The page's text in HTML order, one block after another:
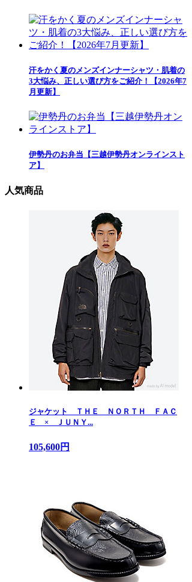
汗をかく夏のメンズインナーシャツ・肌着の
3大悩み、正しい選び方をご紹介！【2026年7
月更新】
伊勢丹のお弁当【三越伊勢丹オンラインスト
ア】
人気商品
ジャケット ＴＨＥ ＮＯＲＴＨ ＦＡＣ
Ｅ × ＪＵＮＹ...
105,600円